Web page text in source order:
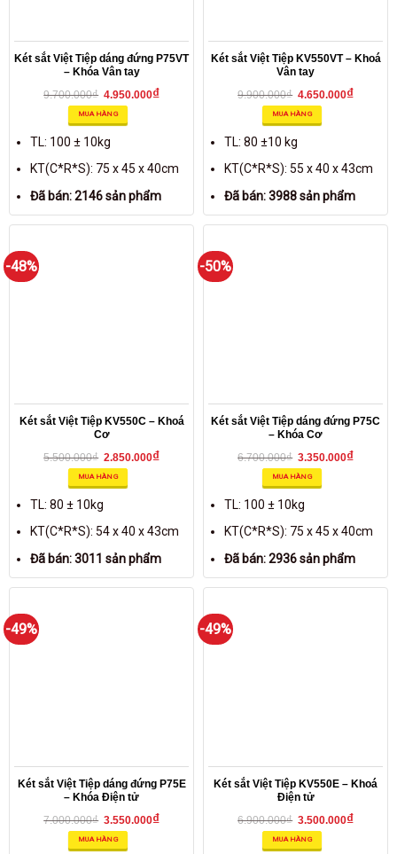
Két sắt Việt Tiệp dáng đứng P75VT
– Khóa Vân tay
9.700.000₫ 4.950.000₫
MUA HÀNG
TL: 100 ± 10kg
KT(C*R*S): 75 x 45 x 40cm
Đã bán: 2146 sản phẩm
Két sắt Việt Tiệp KV550VT – Khoá
Vân tay
9.900.000₫ 4.650.000₫
MUA HÀNG
TL: 80 ±10 kg
KT(C*R*S): 55 x 40 x 43cm
Đã bán: 3988 sản phẩm
-48%
Két sắt Việt Tiệp KV550C – Khoá
Cơ
5.500.000₫ 2.850.000₫
MUA HÀNG
TL: 80 ± 10kg
KT(C*R*S): 54 x 40 x 43cm
Đã bán: 3011 sản phẩm
-50%
Két sắt Việt Tiệp dáng đứng P75C
– Khóa Cơ
6.700.000₫ 3.350.000₫
MUA HÀNG
TL: 100 ± 10kg
KT(C*R*S): 75 x 45 x 40cm
Đã bán: 2936 sản phẩm
-49%
Két sắt Việt Tiệp dáng đứng P75E
– Khóa Điện tử
7.000.000₫ 3.550.000₫
MUA HÀNG
-49%
Két sắt Việt Tiệp KV550E – Khoá
Điện tử
6.900.000₫ 3.500.000₫
MUA HÀNG